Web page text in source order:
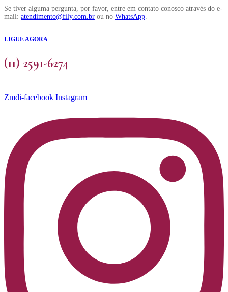
Se tiver alguma pergunta, por favor, entre em contato conosco através do e-
mail: atendimento@fily.com.br ou no WhatsApp.
LIGUE AGORA
(11) 2591-6274
Zmdi-facebook Instagram